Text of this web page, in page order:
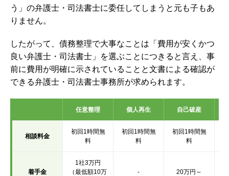
う」の弁護士・司法書士に委任してしまうと元も子もあ
りません。
したがって、債務整理で大事なことは「費用が安くかつ
良い弁護士・司法書士」を選ぶことにつきると言え、事
前に費用が明確に示されていることと文書による確認が
できる弁護士・司法書士事務所が求められます。
任意整理 個人再生 自己破産
相談料金
初回1時間無
料
初回1時間無
料
初回1時間無
料
着手金
1社3万円
（最低額10万
- 20万円～